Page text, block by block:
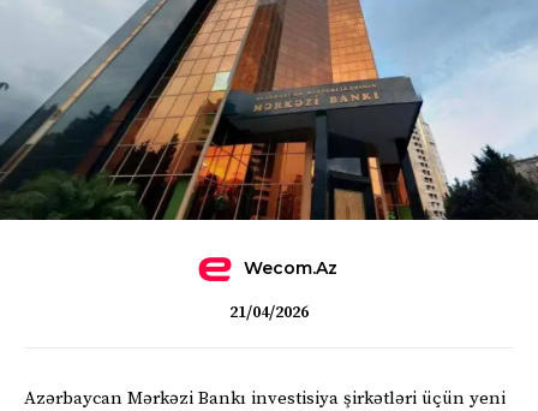
Wecom.az
21/04/2026
Azərbaycan Mərkəzi Bankı investisiya şirkətləri üçün yeni